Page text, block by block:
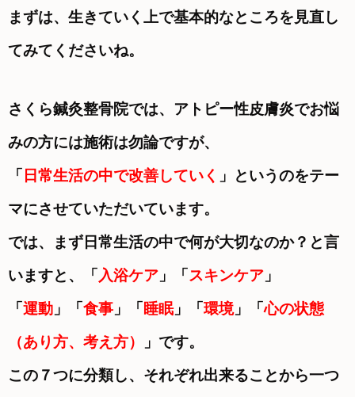
まずは、生きていく上で基本的なところを見直し
てみてくださいね。
さくら鍼灸整骨院では、アトピー性皮膚炎でお悩
みの方には施術は勿論ですが、
「 日常生活の中で改善していく
」というのをテー
マにさせていただいています。
では、まず日常生活の中で何が大切なのか？と言
いますと、「 入浴ケア 」「 スキンケア 」
「 運動 」「 食事 」「 睡眠」「 環境」「心の状態
（あり方、考え方）
」です。
この７つに分類し、それぞれ出来ることから一つ